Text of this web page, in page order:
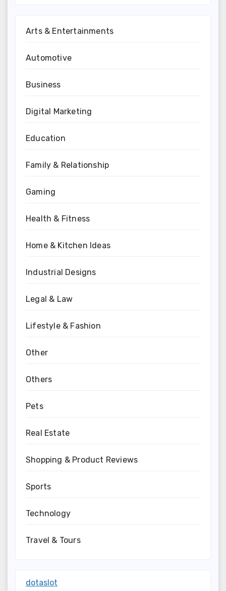
Arts & Entertainments
Automotive
Business
Digital Marketing
Education
Family & Relationship
Gaming
Health & Fitness
Home & Kitchen Ideas
Industrial Designs
Legal & Law
Lifestyle & Fashion
Other
Others
Pets
Real Estate
Shopping & Product Reviews
Sports
Technology
Travel & Tours
dotaslot